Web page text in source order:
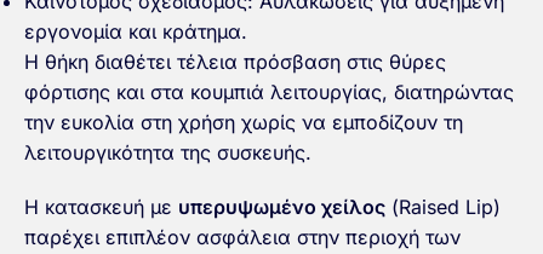
εργονομία και κράτημα.
Η θήκη διαθέτει τέλεια πρόσβαση στις θύρες
φόρτισης και στα κουμπιά λειτουργίας, διατηρώντας
την ευκολία στη χρήση χωρίς να εμποδίζουν τη
λειτουργικότητα της συσκευής.
Η κατασκευή με υπερυψωμένο χείλος (Raised Lip)
παρέχει επιπλέον ασφάλεια στην περιοχή των